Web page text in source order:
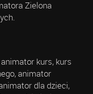
Zielona
kurs, kurs
animator
dla dzieci,